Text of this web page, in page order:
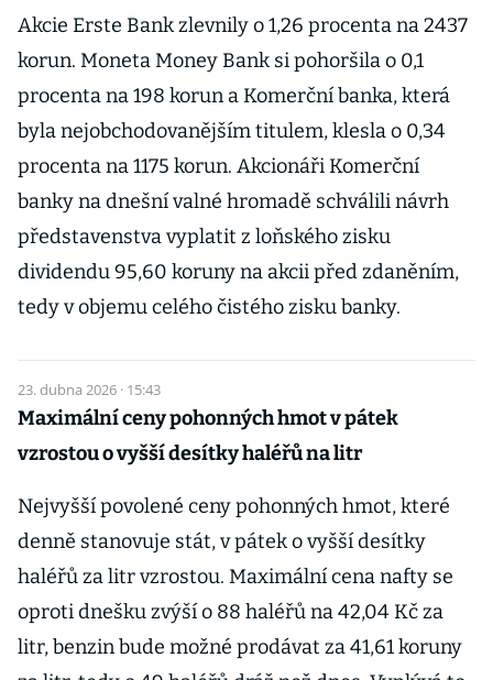
Akcie Erste Bank zlevnily o 1,26 procenta na 2437
korun. Moneta Money Bank si pohoršila o 0,1
procenta na 198 korun a Komerční banka, která
byla nejobchodovanějším titulem, klesla o 0,34
procenta na 1175 korun. Akcionáři Komerční
banky na dnešní valné hromadě schválili návrh
představenstva vyplatit z loňského zisku
dividendu 95,60 koruny na akcii před zdaněním,
tedy v objemu celého čistého zisku banky.
23. dubna 2026 · 15:43
Maximální ceny pohonných hmot v pátek
vzrostou o vyšší desítky haléřů na litr
Nejvyšší povolené ceny pohonných hmot, které
denně stanovuje stát, v pátek o vyšší desítky
haléřů za litr vzrostou. Maximální cena nafty se
oproti dnešku zvýší o 88 haléřů na 42,04 Kč za
litr, benzin bude možné prodávat za 41,61 koruny